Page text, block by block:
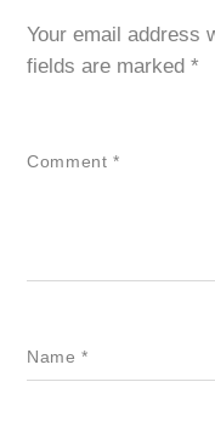
Your email address
fields are marked*
Comment *
Name*